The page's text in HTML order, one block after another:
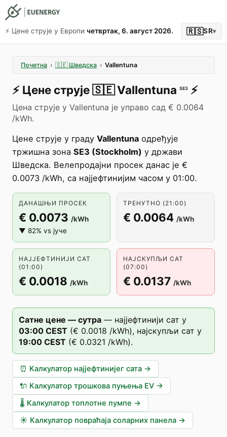
⚡️ Цене струје у Европи четвртак, 6. август 2026. 🇷🇸SR▾
Почетна › 🇸🇪 Шведска › Vallentuna
⚡️ Цене струје🇸🇪Vallentuna SE3 ⚡️
Цена струје у Vallentuna је управо сад € 0.0064
/kWh.
Цене струје у граду Vallentuna одређује
тржишна зона SE3 (Stockholm) у држави
Шведска. Велепродајни просек данас је €
0.0073 /kWh, са најјефтинијим часом у 01:00.
ДАНАШЊИ ПРОСЕК
€ 0.0073 /kWh
▼ 82% vs јуче
ТРЕНУТНО (21:00)
€ 0.0064 /kWh
НАЈЈЕФТИНИЈИ САТ
(01:00)
€ 0.0018 /kWh
НАЈСКУПЉИ САТ
(07:00)
€ 0.0137 /kWh
Сатне цене — сутра — најјефтинији сат у
03:00 CEST (€ 0.0018 /kWh), најскупљи сат у
19:00 CEST (€ 0.0321 /kWh).
⏰ Калкулатор најјефтинијег сата →
🔌 Калкулатор трошкова пуњења EV →
🌡️ Калкулатор топлотне пумпе →
☀️ Калкулатор повраћаја соларних панела →